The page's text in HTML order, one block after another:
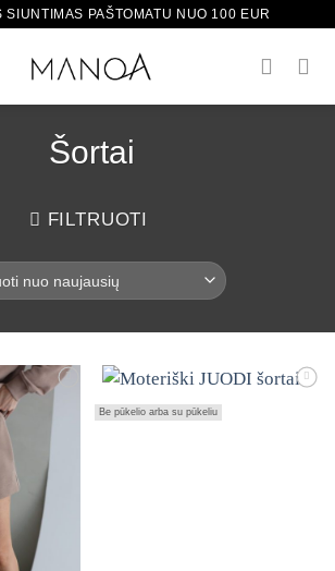
SIUNTIMAS PAŠTOMATU NUO 100 EUR
Šortai
FILTRUOTI
Be pūkelio arba su pūkeliuMėgstamiausias